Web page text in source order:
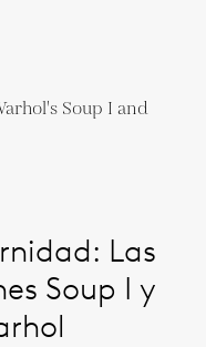
Las
Soup I y